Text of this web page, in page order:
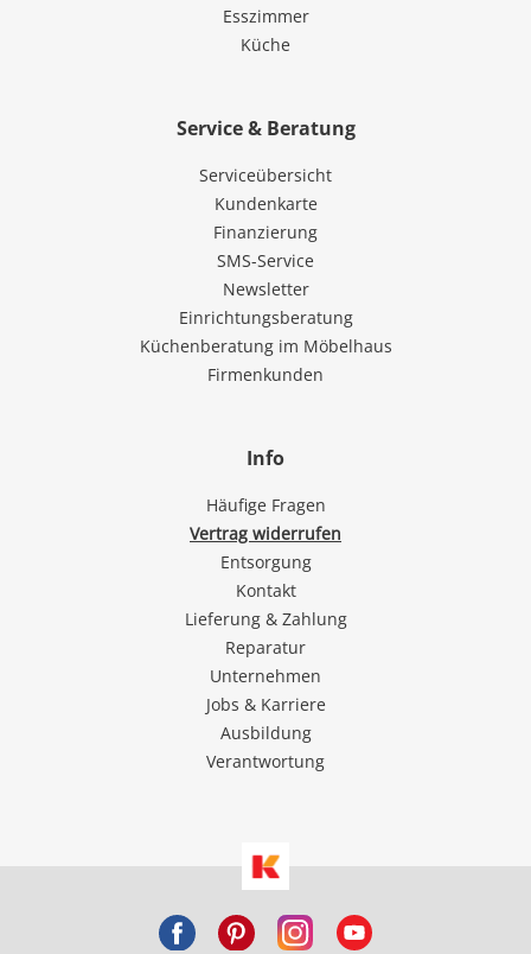
Esszimmer
Küche
Service & Beratung
Serviceübersicht
Kundenkarte
Finanzierung
SMS-Service
Newsletter
Einrichtungsberatung
Küchenberatung im Möbelhaus
Firmenkunden
Info
Häufige Fragen
Vertrag widerrufen
Entsorgung
Kontakt
Lieferung & Zahlung
Reparatur
Unternehmen
Jobs & Karriere
Ausbildung
Verantwortung